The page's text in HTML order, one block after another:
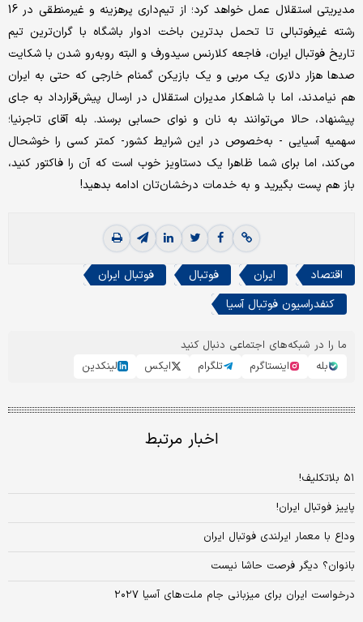
مدیریتی استقلال عمل خواهد کرد؛ از تیم‌داری پرهزینه و غیرمنطقی در 16
رشته غیرفوتبالی تا تحمل بدترین باخت ادوار باشگاه با گران‌ترین تیم
تاریخ فوتبال ایران، فاجعه کلارنس سیدورف و البته روبه‌رو شدن با شکایت
صدها هزار دلاری یک مربی و یک بازیکن گمنام خارجی که حتی به ایران
هم نیامدند، اما با شاهکار مدیران استقلال در ارسال پیش‌قرارداد به جای
پیشنهاد، حالا می‌توانند به نان و نوای حسابی برسند. بله آقای تاجرنیا؛
سهمیه آسیایی - به‌خصوص در این شرایط کشور- کمتر کسی را خوشحال
می‌کند، اما برای شما ظاهرا یک دستاویز خوب است که آن را فاکتور کنید،
باز هم پست بگیرید و به خدمات درخشان‌تان ادامه بدهید!
اقتصاد ایران فوتبال
فوتبال ایران
کنفدراسیون فوتبال آسیا
ما را در شبکه‌های اجتماعی دنبال کنید
بله
اینستاگرم تلگرام ایکس لینکدین
اخبار مرتبط
۵۱ بلاتکلیف!
پاییز فوتبال ایران!
وداع با معمار ایرلندی فوتبال ایران
بانوان؟ دیگر فرصت حاشا نیست
درخواست ایران برای میزبانی جام ملت‌های آسیا ۲۰۲۷